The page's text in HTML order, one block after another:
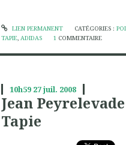
LIEN PERMANENT CATÉGORIES :
TAPIE, ADIDAS 1 COMMENTAIRE
10h59 27juil. 2008
Jean
Tapie